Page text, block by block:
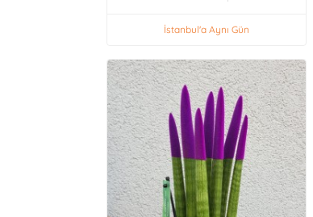
İstanbul'a Aynı Gün